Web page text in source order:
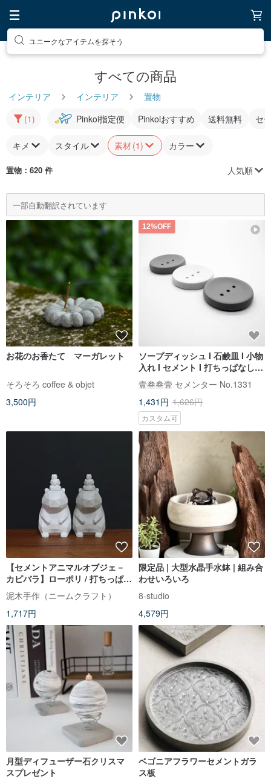
ユニークなアイテムを探そう
すべての商品
インテリア インテリア
置物
(1)
Pinkoi指定便 Pinkoiおすすめ 送料無料 セ
キメ スタイル 素材(1) カラー
置物 ：620 件 人気順
一部自動翻訳されています
お花のお香たて マーガレット
そろそろ coffee & objet
3,500円
12%OFF
ソープディッシュ I 石鹸皿 I 小物
入れ I セメント I 打ちっぱなしコ
ンクリート風 -Round-
壹叁叁壹 セメンター No.1331
1,431円 1,626円
カスタム可
【セメントアニマルオブジェ－
カピバラ】ローポリ / 打ちっぱな
し風 / 癒しの卓上インテリア / ギ
フトにおすすめ
泥木手作（ニームクラフト）
1,717円
限定品 | 大型水晶手水鉢 | 組み合
わせいろいろ
8-studio
4,579円
月型ディフューザー石クリスマ
スプレゼント
ベゴニアフラワーセメントガラ
ス板